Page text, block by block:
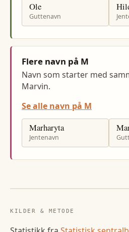
Ole
Guttenavn
Flere navn på M
Navn som starter med
Marvin.
Se alle navn på M
Marharyta
Jentenavn
KILDER & METODE